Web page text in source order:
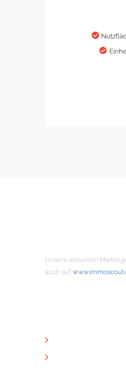
Unsere aktuellen
auch auf